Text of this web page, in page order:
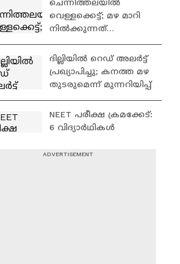
ചെന്നിത്തലയിൽ
വെള്ളക്കെട്ട്; മഴ മാറി
നിൽക്കുന്നത്
ദില്ലിയിൽ റെഡ് അലർട്ട്
പ്രഖ്യാപിച്ചു; കനത്ത മഴ
തുടരുമെന്ന് മുന്നറിയിപ്പ്
NEET പരീക്ഷ ക്രമക്കേട്:
6 വിദ്യാർഥികൾ
കോടതി തള്ളി